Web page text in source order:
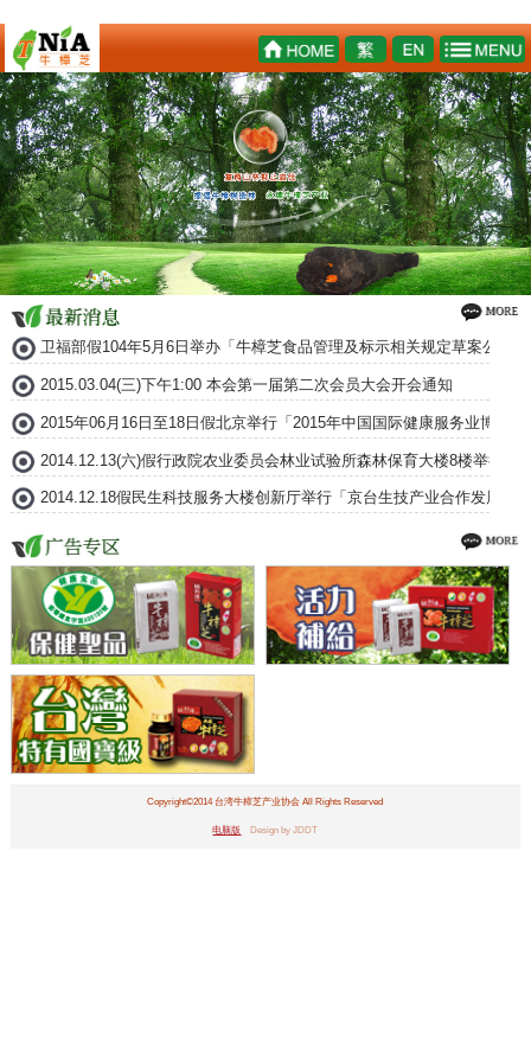
卫福部假104年5月6日举办「牛樟芝食品管理及标示相关规定草案公听
2015.03.04(三)下午1:00 本会第一届第二次会员大会开会通知
2015年06月16日至18日假北京举行「2015年中国国际健康服务业博览
2014.12.13(六)假行政院农业委员会林业试验所森林保育大楼8楼举行「
2014.12.18假民生科技服务大楼创新厅举行「京台生技产业合作发展论
Copyright©2014 台湾牛樟芝产业协会 All Rights Reserved
电脑版 Design by JDDT